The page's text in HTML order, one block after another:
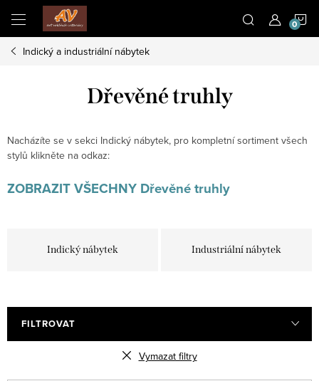
obsah
Indický a industriální nábytek
Dřevěné truhly
Nacházíte se v sekci Indický nábytek, pro kompletní sortiment všech
stylů klikněte na odkaz:
ZOBRAZIT VŠECHNY Dřevěné truhly
Indický nábytek Industriální nábytek
FILTROVAT
Vymazat filtry